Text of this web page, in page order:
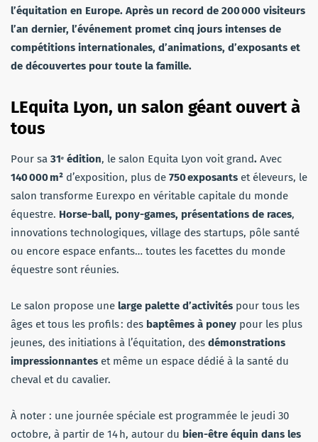
l’équitation en Europe. Après un record de 200 000 visiteurs
l’an dernier, l’événement promet cinq jours intenses de
compétitions internationales, d’animations, d’exposants et
de découvertes pour toute la famille.
LEquita Lyon, un salon géant ouvert à
tous
Pour sa 31ᵉ édition, le salon Equita Lyon voit grand. Avec
140 000 m² d’exposition, plus de 750 exposants et éleveurs, le
salon transforme Eurexpo en véritable capitale du monde
équestre. Horse-ball, pony-games, présentations de races,
innovations technologiques, village des startups, pôle santé
ou encore espace enfants… toutes les facettes du monde
équestre sont réunies.
Le salon propose une large palette d’activités pour tous les
âges et tous les profils : des baptêmes à poney pour les plus
jeunes, des initiations à l’équitation, des démonstrations
impressionnantes et même un espace dédié à la santé du
cheval et du cavalier.
À noter : une journée spéciale est programmée le jeudi 30
octobre, à partir de 14 h, autour du bien-être équin dans les